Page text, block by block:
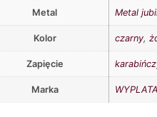
Metal Metal
Kolor czarny,
Zapięcie
Marka